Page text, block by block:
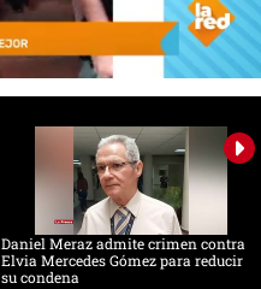
Daniel Meraz admite crimen contra
Elvia Mercedes Gómez para reducir
su condena